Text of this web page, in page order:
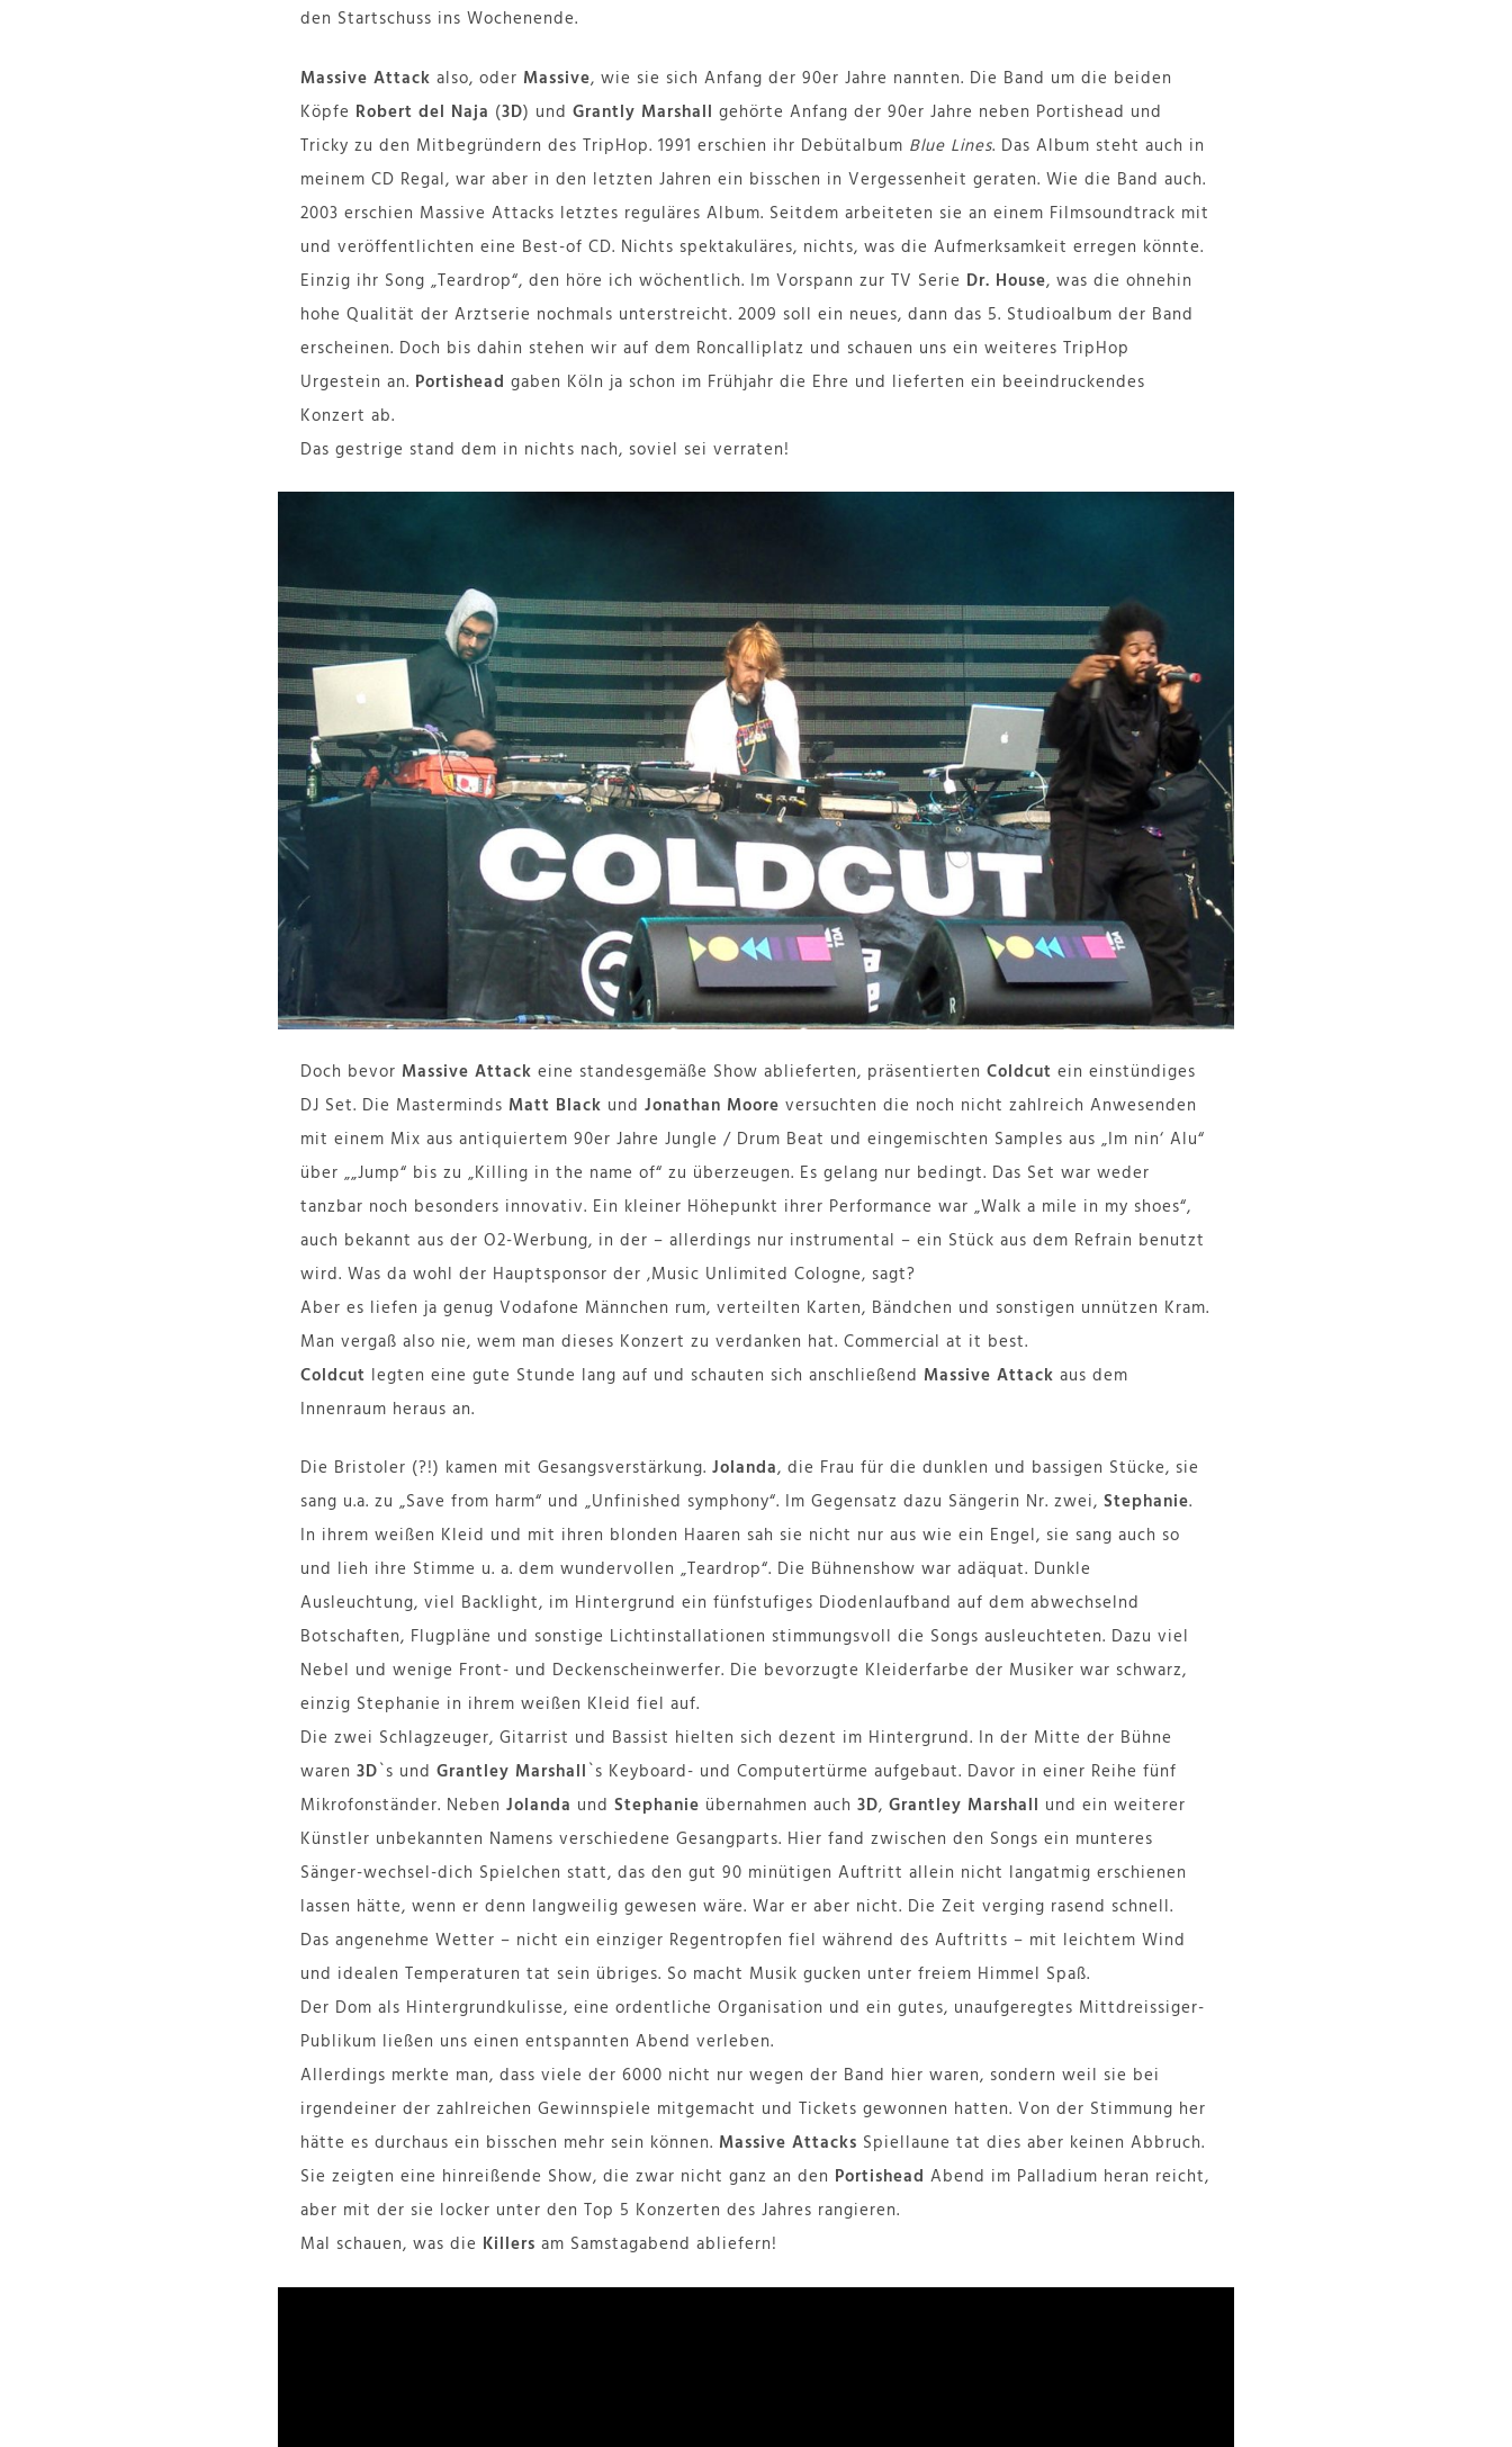
den Startschuss ins Wochenende.
Massive Attack also, oder Massive, wie sie sich Anfang der 90er Jahre nannten. Die Band um die beiden
Köpfe Robert del Naja (3D) und Grantly Marshall gehörte Anfang der 90er Jahre neben Portishead und
Tricky zu den Mitbegründern des TripHop. 1991 erschien ihr Debütalbum Blue Lines. Das Album steht auch in
meinem CD Regal, war aber in den letzten Jahren ein bisschen in Vergessenheit geraten. Wie die Band auch.
2003 erschien Massive Attacks letztes reguläres Album. Seitdem arbeiteten sie an einem Filmsoundtrack mit
und veröffentlichten eine Best-of CD. Nichts spektakuläres, nichts, was die Aufmerksamkeit erregen könnte.
Einzig ihr Song „Teardrop“, den höre ich wöchentlich. Im Vorspann zur TV Serie Dr. House, was die ohnehin
hohe Qualität der Arztserie nochmals unterstreicht. 2009 soll ein neues, dann das 5. Studioalbum der Band
erscheinen. Doch bis dahin stehen wir auf dem Roncalliplatz und schauen uns ein weiteres TripHop
Urgestein an. Portishead gaben Köln ja schon im Frühjahr die Ehre und lieferten ein beeindruckendes
Konzert ab.
Das gestrige stand dem in nichts nach, soviel sei verraten!
Doch bevor Massive Attack eine standesgemäße Show ablieferten, präsentierten Coldcut ein einstündiges
DJ Set. Die Masterminds Matt Black und Jonathan Moore versuchten die noch nicht zahlreich Anwesenden
mit einem Mix aus antiquiertem 90er Jahre Jungle / Drum Beat und eingemischten Samples aus „Im nin‘ Alu“
über „„Jump“ bis zu „Killing in the name of“ zu überzeugen. Es gelang nur bedingt. Das Set war weder
tanzbar noch besonders innovativ. Ein kleiner Höhepunkt ihrer Performance war „Walk a mile in my shoes“,
auch bekannt aus der O2-Werbung, in der – allerdings nur instrumental – ein Stück aus dem Refrain benutzt
wird. Was da wohl der Hauptsponsor der ‚Music Unlimited Cologne‚ sagt?
Aber es liefen ja genug Vodafone Männchen rum, verteilten Karten, Bändchen und sonstigen unnützen Kram.
Man vergaß also nie, wem man dieses Konzert zu verdanken hat. Commercial at it best.
Coldcut legten eine gute Stunde lang auf und schauten sich anschließend Massive Attack aus dem
Innenraum heraus an.
Die Bristoler (?!) kamen mit Gesangsverstärkung. Jolanda, die Frau für die dunklen und bassigen Stücke, sie
sang u.a. zu „Save from harm“ und „Unfinished symphony“. Im Gegensatz dazu Sängerin Nr. zwei, Stephanie.
In ihrem weißen Kleid und mit ihren blonden Haaren sah sie nicht nur aus wie ein Engel, sie sang auch so
und lieh ihre Stimme u. a. dem wundervollen „Teardrop“. Die Bühnenshow war adäquat. Dunkle
Ausleuchtung, viel Backlight, im Hintergrund ein fünfstufiges Diodenlaufband auf dem abwechselnd
Botschaften, Flugpläne und sonstige Lichtinstallationen stimmungsvoll die Songs ausleuchteten. Dazu viel
Nebel und wenige Front- und Deckenscheinwerfer. Die bevorzugte Kleiderfarbe der Musiker war schwarz,
einzig Stephanie in ihrem weißen Kleid fiel auf.
Die zwei Schlagzeuger, Gitarrist und Bassist hielten sich dezent im Hintergrund. In der Mitte der Bühne
waren 3D`s und Grantley Marshall`s Keyboard- und Computertürme aufgebaut. Davor in einer Reihe fünf
Mikrofonständer. Neben Jolanda und Stephanie übernahmen auch 3D, Grantley Marshall und ein weiterer
Künstler unbekannten Namens verschiedene Gesangparts. Hier fand zwischen den Songs ein munteres
Sänger-wechsel-dich Spielchen statt, das den gut 90 minütigen Auftritt allein nicht langatmig erschienen
lassen hätte, wenn er denn langweilig gewesen wäre. War er aber nicht. Die Zeit verging rasend schnell.
Das angenehme Wetter – nicht ein einziger Regentropfen fiel während des Auftritts – mit leichtem Wind
und idealen Temperaturen tat sein übriges. So macht Musik gucken unter freiem Himmel Spaß.
Der Dom als Hintergrundkulisse, eine ordentliche Organisation und ein gutes, unaufgeregtes Mittdreissiger-
Publikum ließen uns einen entspannten Abend verleben.
Allerdings merkte man, dass viele der 6000 nicht nur wegen der Band hier waren, sondern weil sie bei
irgendeiner der zahlreichen Gewinnspiele mitgemacht und Tickets gewonnen hatten. Von der Stimmung her
hätte es durchaus ein bisschen mehr sein können. Massive Attacks Spiellaune tat dies aber keinen Abbruch.
Sie zeigten eine hinreißende Show, die zwar nicht ganz an den Portishead Abend im Palladium heran reicht,
aber mit der sie locker unter den Top 5 Konzerten des Jahres rangieren.
Mal schauen, was die Killers am Samstagabend abliefern!